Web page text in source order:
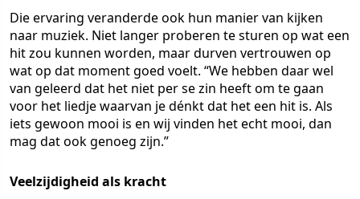
Die ervaring veranderde ook hun manier van kijken
naar muziek. Niet langer proberen te sturen op wat een
hit zou kunnen worden, maar durven vertrouwen op
wat op dat moment goed voelt. “We hebben daar wel
van geleerd dat het niet per se zin heeft om te gaan
voor het liedje waarvan je dénkt dat het een hit is. Als
iets gewoon mooi is en wij vinden het echt mooi, dan
mag dat ook genoeg zijn.”
Veelzijdigheid als kracht